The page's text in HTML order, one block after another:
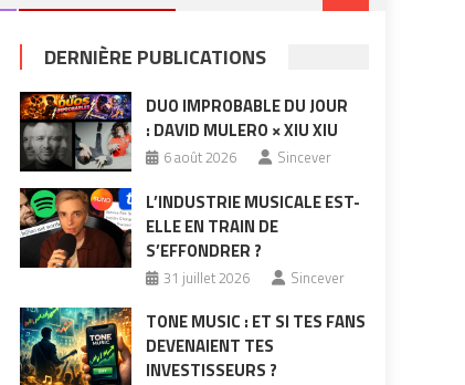
DERNIÈRE PUBLICATIONS
DUO IMPROBABLE DU JOUR
: DAVID MULERO × XIU XIU
6 août 2026 Sincever
L’INDUSTRIE MUSICALE EST-
ELLE EN TRAIN DE
S’EFFONDRER ?
31 juillet 2026 Sincever
TONE MUSIC : ET SI TES FANS
DEVENAIENT TES
INVESTISSEURS ?